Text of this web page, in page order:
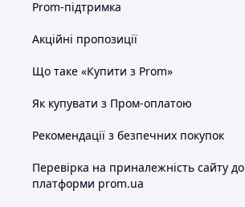
Prom-підтримка
Акційні пропозиції
Що таке «Купити з Prom»
Як купувати з Пром-оплатою
Рекомендації з безпечних покупок
Перевірка на приналежність сайту до
платформи prom.ua